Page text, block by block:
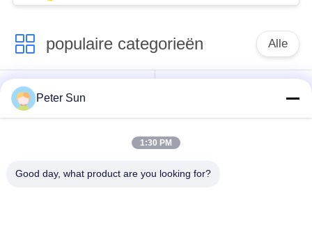
populaire categorieën Alle
Flexibele
Geïsoleerde Draad
Koperdraad
Peter Sun
1:30 PM
Good day, what product are you looking for?